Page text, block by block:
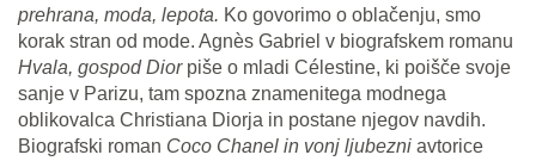
prehrana, moda, lepota. Ko govorimo o oblačenju, smo
korak stran od mode. Agnѐs Gabriel v biografskem romanu
Hvala, gospod Diorpiše o mladi Célestine, ki poišče svoje
sanje v Parizu, tam spozna znamenitega modnega
oblikovalca Christiana Diorja in postane njegov navdih.
Biografski roman Coco Chanel in vonj ljubezni avtorice